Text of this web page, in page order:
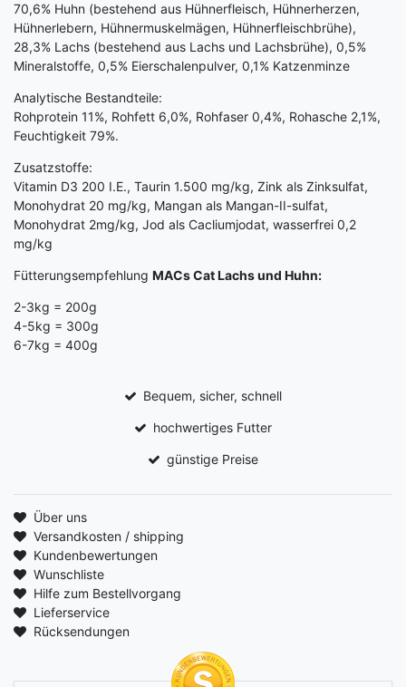
70,6% Huhn (bestehend aus Hühnerfleisch, Hühnerherzen,
Hühnerlebern, Hühnermuskelmägen, Hühnerfleischbrühe),
28,3% Lachs (bestehend aus Lachs und Lachsbrühe), 0,5%
Mineralstoffe, 0,5% Eierschalenpulver, 0,1% Katzenminze
Analytische Bestandteile:
Rohprotein 11%, Rohfett 6,0%, Rohfaser 0,4%, Rohasche 2,1%,
Feuchtigkeit 79%.
Zusatzstoffe:
Vitamin D3 200 I.E., Taurin 1.500 mg/kg, Zink als Zinksulfat,
Monohydrat 20 mg/kg, Mangan als Mangan-II-sulfat,
Monohydrat 2mg/kg, Jod als Cacliumjodat, wasserfrei 0,2
mg/kg
Fütterungsempfehlung MACs Cat Lachs und Huhn:
2-3kg = 200g
4-5kg = 300g
6-7kg = 400g
Bequem, sicher, schnell
hochwertiges Futter
günstige Preise
Über uns
Versandkosten / shipping
Kundenbewertungen
Wunschliste
Hilfe zum Bestellvorgang
Lieferservice
Rücksendungen